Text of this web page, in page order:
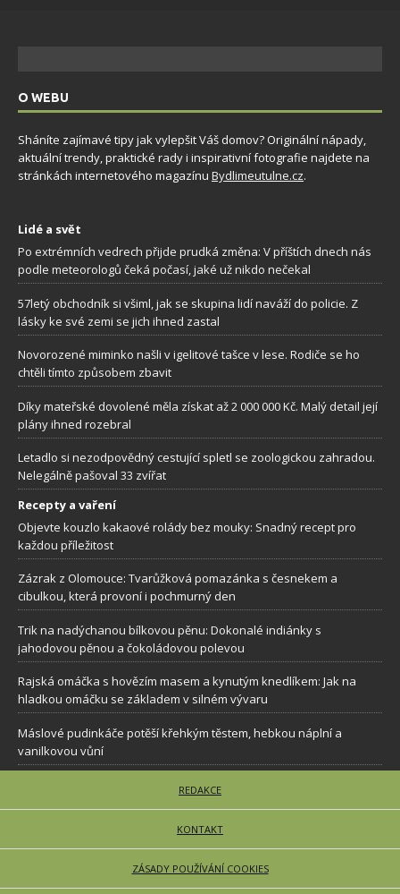
O WEBU
Sháníte zajímavé tipy jak vylepšit Váš domov? Originální nápady,
aktuální trendy, praktické rady i inspirativní fotografie najdete na
stránkách internetového magazínu Bydlimeutulne.cz.
Lidé a svět
Po extrémních vedrech přijde prudká změna: V příštích dnech nás
podle meteorologů čeká počasí, jaké už nikdo nečekal
57letý obchodník si všiml, jak se skupina lidí naváží do policie. Z
lásky ke své zemi se jich ihned zastal
Novorozené miminko našli v igelitové tašce v lese. Rodiče se ho
chtěli tímto způsobem zbavit
Díky mateřské dovolené měla získat až 2 000 000 Kč. Malý detail její
plány ihned rozebral
Letadlo si nezodpovědný cestující spletl se zoologickou zahradou.
Nelegálně pašoval 33 zvířat
Recepty a vaření
Objevte kouzlo kakaové rolády bez mouky: Snadný recept pro
každou příležitost
Zázrak z Olomouce: Tvarůžková pomazánka s česnekem a
cibulkou, která provoní i pochmurný den
Trik na nadýchanou bílkovou pěnu: Dokonalé indiánky s
jahodovou pěnou a čokoládovou polevou
Rajská omáčka s hovězím masem a kynutým knedlíkem: Jak na
hladkou omáčku se základem v silném vývaru
Máslové pudinkáče potěší křehkým těstem, hebkou náplní a
vanilkovou vůní
REDAKCE
KONTAKT
ZÁSADY POUŽÍVÁNÍ COOKIES